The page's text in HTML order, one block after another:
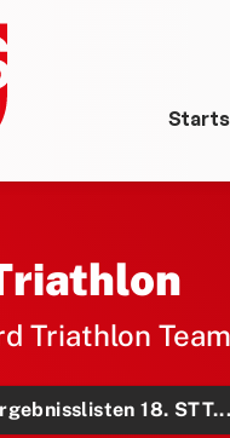
Triathlon Team
18.